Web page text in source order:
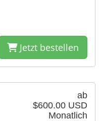
Jetzt bestellen
ab
$600.00 USD
Monatlich